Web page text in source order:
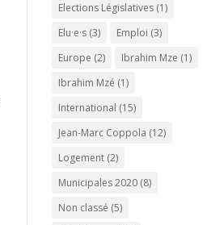
Elections Législatives (1)
Elu·e·s (3) Emploi (3)
Europe (2) Ibrahim Mze (1)
Ibrahim Mzé (1)
International (15)
Jean-Marc Coppola (12)
Logement (2)
Municipales 2020 (8)
Non classé (5)